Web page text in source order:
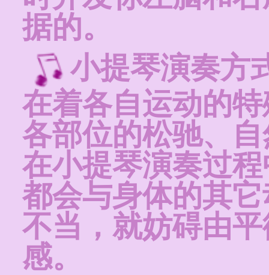
据的。
小提琴演奏方
在着各自运动的
各部位的松驰、
在小提琴演奏过
都会与身体的其
不当，就妨碍由
感。